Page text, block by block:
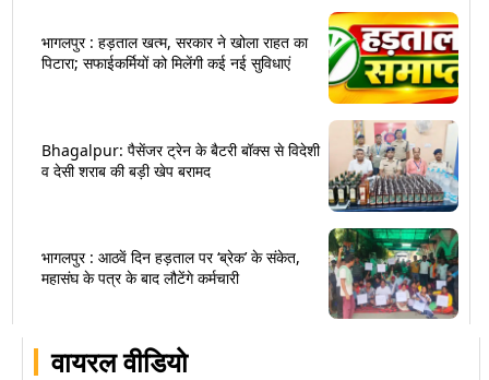
वायरल वीडियो
भागलपुर : हड़ताल खत्म, सरकार ने खोला राहत का
पिटारा; सफाईकर्मियों को मिलेंगी कई नई सुविधाएं
Bhagalpur: पैसेंजर ट्रेन के बैटरी बॉक्स से विदेशी
व देसी शराब की बड़ी खेप बरामद
भागलपुर : आठवें दिन हड़ताल पर ‘ब्रेक’ के संकेत,
महासंघ के पत्र के बाद लौटेंगे कर्मचारी